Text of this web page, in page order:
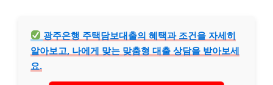
광주은행 주택담보대출의 혜택과 조건을 자세히
알아보고, 나에게 맞는 맞춤형 대출 상담을 받아보세
요.